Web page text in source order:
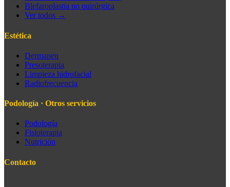
Blefaroplastia no quirúrgica
Ver todos →
Estética
Dermapen
Presoterapia
Limpieza hidrofacial
Radiofrecuencia
Podología · Otros servicios
Podología
Fisioterapia
Nutrición
Contacto